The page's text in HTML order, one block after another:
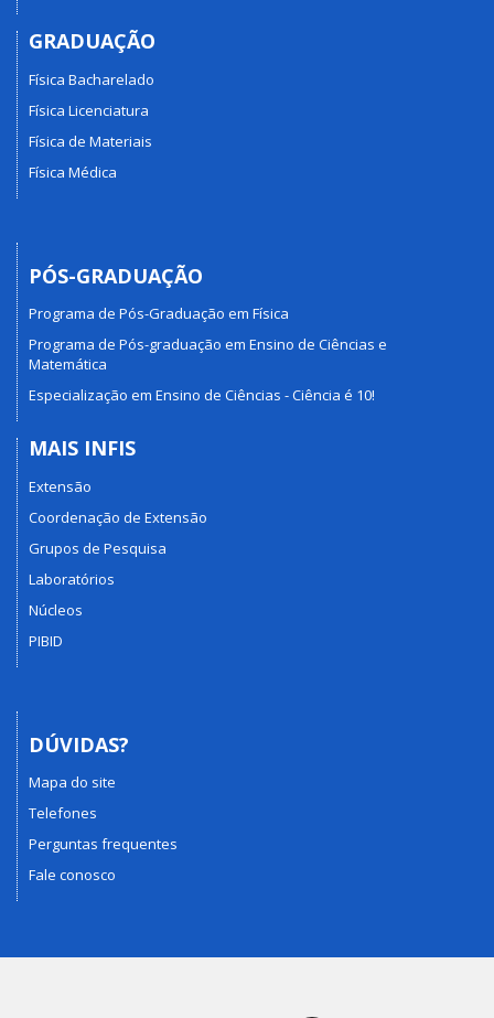
GRADUAÇÃO
Física Bacharelado
Física Licenciatura
Física de Materiais
Física Médica
PÓS-GRADUAÇÃO
Programa de Pós-Graduação em Física
Programa de Pós-graduação em Ensino de Ciências e
Matemática
Especialização em Ensino de Ciências - Ciência é 10!
MAIS INFIS
Extensão
Coordenação de Extensão
Grupos de Pesquisa
Laboratórios
Núcleos
PIBID
DÚVIDAS?
Mapa do site
Telefones
Perguntas frequentes
Fale conosco